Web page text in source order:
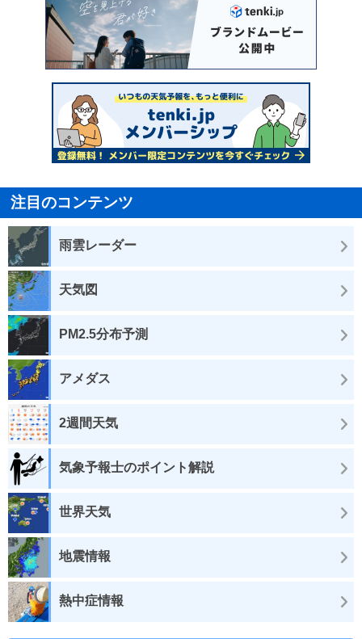
注目のコンテンツ
雨雲レーダー
天気図
PM2.5分布予測
アメダス
2週間天気
気象予報士のポイント解説
世界天気
地震情報
熱中症情報